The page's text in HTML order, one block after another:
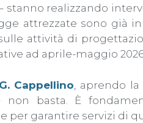
stanno realizzando
attrezzate sono già
attività di
ad aprile-maggio
G. Cappellino , aprendo
non basta. È
per garantire servizi di